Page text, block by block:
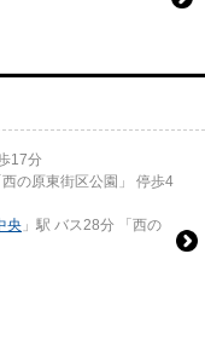
17分
西の原東街区公園」 停歩4
央 」駅 バス28分 「西の